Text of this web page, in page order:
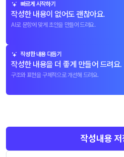
빠르게 시작하기
작성한 내용이 없어도 괜찮아요.
AI로 문항에 맞게 초안을 만들어 드려요.
작성한 내용 다듬기
작성한 내용을 더 좋게 만들어 드려요.
구조와 표현을 구체적으로 개선해 드려요.
작성내용 저